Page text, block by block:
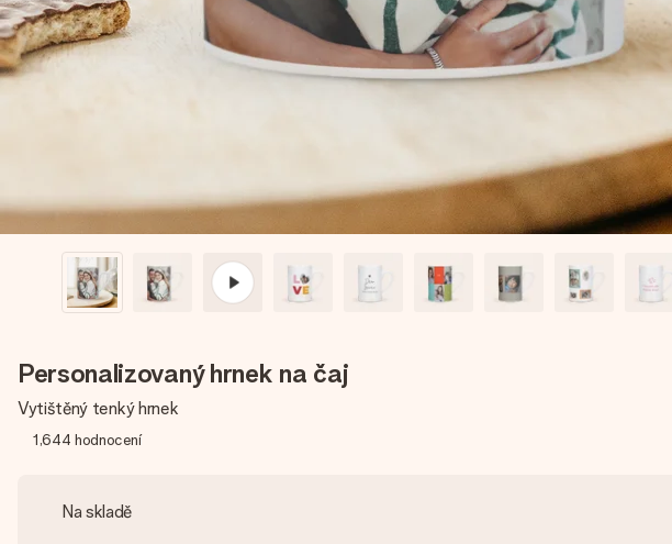
Personalizovaný hrnek na čaj
Vytištěný tenký hrnek
1,644 hodnocení
Na skladě